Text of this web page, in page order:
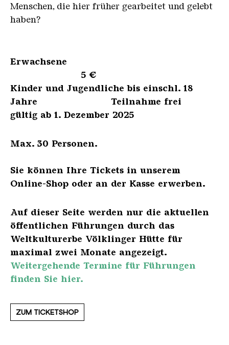
Menschen, die hier früher gearbeitet und gelebt
haben?
Erwachsene
5 €
Kinder und Jugendliche bis einschl. 18
Jahre Teilnahme frei
gültig ab 1. Dezember 2025
Max. 30 Personen.
Sie können Ihre Tickets in unserem
Online-Shop oder an der Kasse erwerben.
Auf dieser Seite werden nur die aktuellen
öffentlichen Führungen durch das
Weltkulturerbe Völklinger Hütte für
maximal zwei Monate angezeigt.
Weitergehende Termine für Führungen
finden Sie hier.
ZUM TICKETSHOP